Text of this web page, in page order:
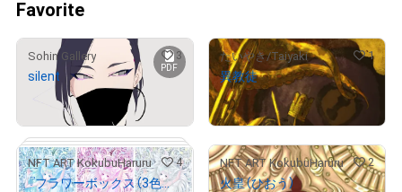
Favorite
PDF
Sohin Gallery 3
silent
Not on sale
たいやき/Taiyaki 1
異教徒
¥3,500 ($ 22.18)
NFT ART KokubuHaruru 4
『フラワーボックス（3色セット）』
NFT ART KokubuHaruru 2
火皇（ひおう）